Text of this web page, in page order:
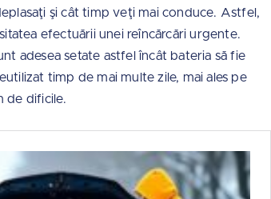
şi cât timp veţi mai conduce. Astfel,
efectuării unei reîncărcări urgente.
adesea setate astfel încât bateria să fie
timp de mai multe zile, mai ales pe
de dificile.